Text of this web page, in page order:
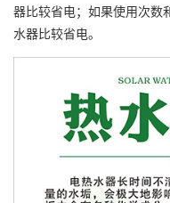
器比较省电；如果使用次数
水器比较省电。